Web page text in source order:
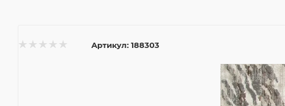
Артикул: 188303